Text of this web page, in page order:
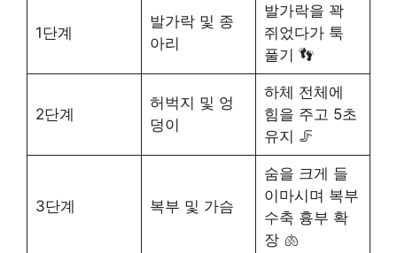
1단계
발가락 및 종
아리
발가락을 꽉
쥐었다가 툭
풀기 👣
2단계
허벅지 및 엉
덩이
하체 전체에
힘을 주고 5초
유지 🦵
3단계 복부 및 가슴
숨을 크게 들
이마시며 복부
수축 흉부 확
장 🫁